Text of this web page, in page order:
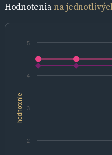
Hodnoteniana
hodnotenie
2
3
4
5